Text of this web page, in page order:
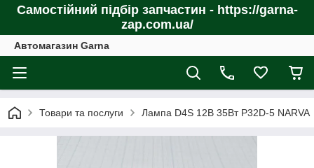
Самостійний підбір запчастин - https://garna-
zap.com.ua/
Автомагазин Garna
Товари та послуги Лампа D4S 12В 35Вт P32D-5 NARVA